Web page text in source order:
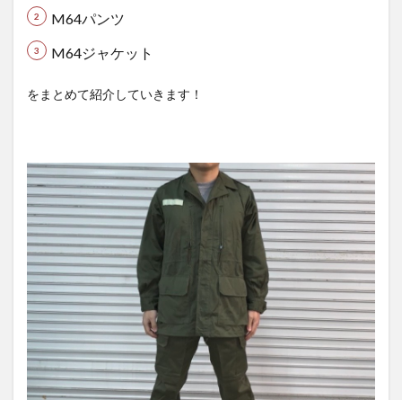
ーズ
特
集！
フラ
と
は？
1.2
M６
４パ
ーカ
ー特
集
1.3
M６
４パ
M64パンツ
M64ジャケット
をまとめて紹介していきます！